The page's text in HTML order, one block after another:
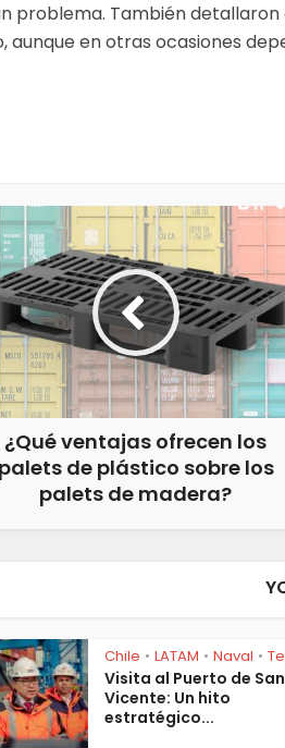
problema. También
aunque en otras ocasiones
¿Qué ventajas ofrecen los
palets de plástico sobre los
palets de madera?
Chile • LATAM • Naval •
Visita al Puerto de San
Vicente: Un hito
estratégico...